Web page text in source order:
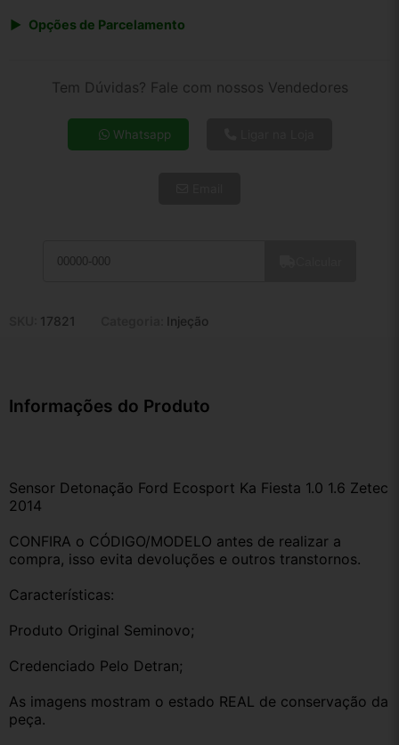
Opções de Parcelamento
4x de R$ 19,40
5x de R$ 15,72
10x de R$ 8,31
Tem Dúvidas? Fale com nossos Vendedores
Whatsapp
17821 Injeção
Informações do Produto
Sensor Detonação Ford Ecosport Ka Fiesta 1.0 1.6 Zetec
2014
CONFIRA o CÓDIGO/MODELO antes de realizar a
compra, isso evita devoluções e outros transtornos.
Características:
Produto Original Seminovo;
Credenciado Pelo Detran;
As imagens mostram o estado REAL de conservação da
peça.